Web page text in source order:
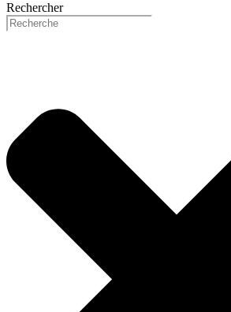
Rechercher